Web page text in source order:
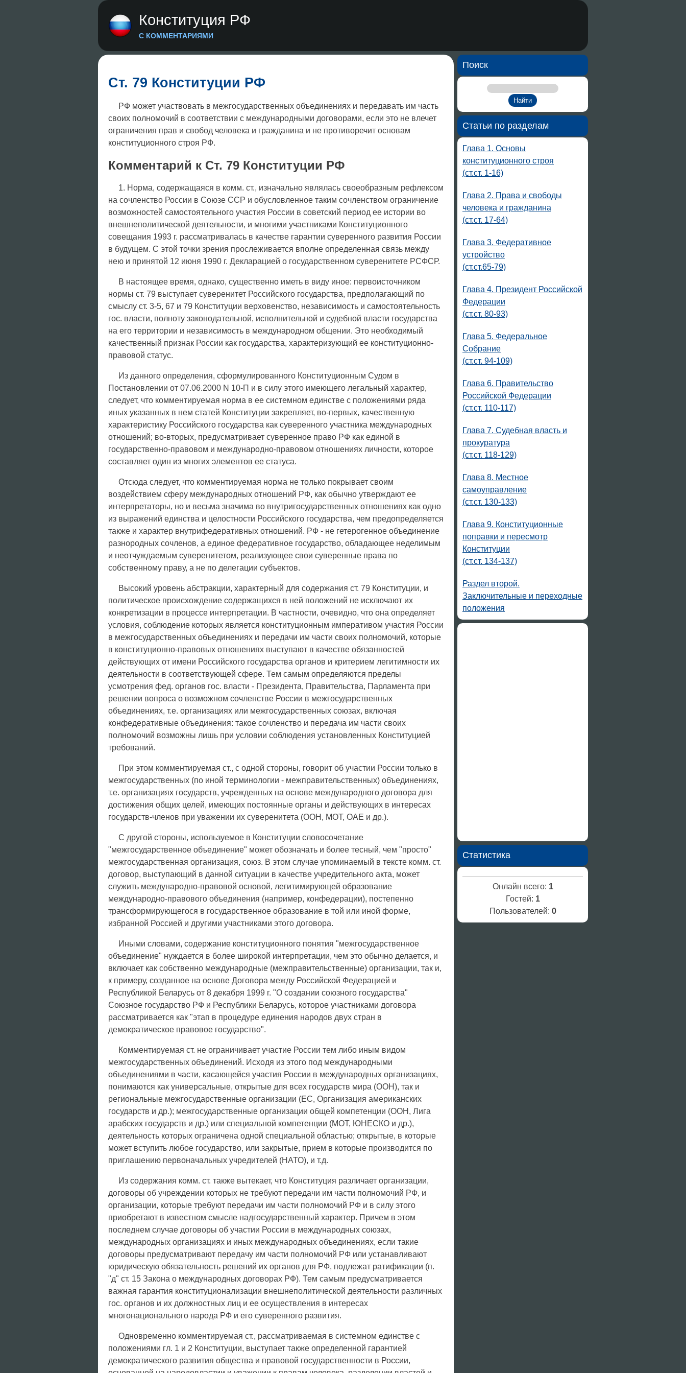
Конституция РФ
С КОММЕНТАРИЯМИ
Ст. 79 Конституции РФ
РФ может участвовать в межгосударственных объединениях и передавать им часть
своих полномочий в соответствии с международными договорами, если это не влечет
ограничения прав и свобод человека и гражданина и не противоречит основам
конституционного строя РФ.
Комментарий к Ст. 79 Конституции РФ
1. Норма, содержащаяся в комм. ст., изначально являлась своеобразным рефлексом
на сочленство России в Союзе ССР и обусловленное таким сочленством ограничение
возможностей самостоятельного участия России в советский период ее истории во
внешнеполитической деятельности, и многими участниками Конституционного
совещания 1993 г. рассматривалась в качестве гарантии суверенного развития России
в будущем. С этой точки зрения прослеживается вполне определенная связь между
нею и принятой 12 июня 1990 г. Декларацией о государственном суверенитете РСФСР.
В настоящее время, однако, существенно иметь в виду иное: первоисточником
нормы ст. 79 выступает суверенитет Российского государства, предполагающий по
смыслу ст. 3-5, 67 и 79 Конституции верховенство, независимость и самостоятельность
гос. власти, полноту законодательной, исполнительной и судебной власти государства
на его территории и независимость в международном общении. Это необходимый
качественный признак России как государства, характеризующий ее конституционно-
правовой статус.
Из данного определения, сформулированного Конституционным Судом в
Постановлении от 07.06.2000 N 10-П и в силу этого имеющего легальный характер,
следует, что комментируемая норма в ее системном единстве с положениями ряда
иных указанных в нем статей Конституции закрепляет, во-первых, качественную
характеристику Российского государства как суверенного участника международных
отношений; во-вторых, предусматривает суверенное право РФ как единой в
государственно-правовом и международно-правовом отношениях личности, которое
составляет один из многих элементов ее статуса.
Отсюда следует, что комментируемая норма не только покрывает своим
воздействием сферу международных отношений РФ, как обычно утверждают ее
интерпретаторы, но и весьма значима во внутригосударственных отношениях как одно
из выражений единства и целостности Российского государства, чем предопределяется
также и характер внутрифедеративных отношений. РФ - не гетерогенное объединение
разнородных сочленов, а единое федеративное государство, обладающее неделимым
и неотчуждаемым суверенитетом, реализующее свои суверенные права по
собственному праву, а не по делегации субъектов.
Высокий уровень абстракции, характерный для содержания ст. 79 Конституции, и
политическое происхождение содержащихся в ней положений не исключают их
конкретизации в процессе интерпретации. В частности, очевидно, что она определяет
условия, соблюдение которых является конституционным императивом участия России
в межгосударственных объединениях и передачи им части своих полномочий, которые
в конституционно-правовых отношениях выступают в качестве обязанностей
действующих от имени Российского государства органов и критерием легитимности их
деятельности в соответствующей сфере. Тем самым определяются пределы
усмотрения фед. органов гос. власти - Президента, Правительства, Парламента при
решении вопроса о возможном сочленстве России в межгосударственных
объединениях, т.е. организациях или межгосударственных союзах, включая
конфедеративные объединения: такое сочленство и передача им части своих
полномочий возможны лишь при условии соблюдения установленных Конституцией
требований.
При этом комментируемая ст., с одной стороны, говорит об участии России только в
межгосударственных (по иной терминологии - межправительственных) объединениях,
т.е. организациях государств, учрежденных на основе международного договора для
достижения общих целей, имеющих постоянные органы и действующих в интересах
государств-членов при уважении их суверенитета (ООН, МОТ, ОАЕ и др.).
С другой стороны, используемое в Конституции словосочетание
"межгосударственное объединение" может обозначать и более тесный, чем "просто"
межгосударственная организация, союз. В этом случае упоминаемый в тексте комм. ст.
договор, выступающий в данной ситуации в качестве учредительного акта, может
служить международно-правовой основой, легитимирующей образование
международно-правового объединения (например, конфедерации), постепенно
трансформирующегося в государственное образование в той или иной форме,
избранной Россией и другими участниками этого договора.
Иными словами, содержание конституционного понятия "межгосударственное
объединение" нуждается в более широкой интерпретации, чем это обычно делается, и
включает как собственно международные (межправительственные) организации, так и,
к примеру, созданное на основе Договора между Российской Федерацией и
Республикой Беларусь от 8 декабря 1999 г. "О создании союзного государства"
Союзное государство РФ и Республики Беларусь, которое участниками договора
рассматривается как "этап в процедуре единения народов двух стран в
демократическое правовое государство".
Комментируемая ст. не ограничивает участие России тем либо иным видом
межгосударственных объединений. Исходя из этого под международными
объединениями в части, касающейся участия России в международных организациях,
понимаются как универсальные, открытые для всех государств мира (ООН), так и
региональные межгосударственные организации (ЕС, Организация американских
государств и др.); межгосударственные организации общей компетенции (ООН, Лига
арабских государств и др.) или специальной компетенции (МОТ, ЮНЕСКО и др.),
деятельность которых ограничена одной специальной областью; открытые, в которые
может вступить любое государство, или закрытые, прием в которые производится по
приглашению первоначальных учредителей (НАТО), и т.д.
Из содержания комм. ст. также вытекает, что Конституция различает организации,
договоры об учреждении которых не требуют передачи им части полномочий РФ, и
организации, которые требуют передачи им части полномочий РФ и в силу этого
приобретают в известном смысле надгосударственный характер. Причем в этом
последнем случае договоры об участии России в международных союзах,
международных организациях и иных международных объединениях, если такие
договоры предусматривают передачу им части полномочий РФ или устанавливают
юридическую обязательность решений их органов для РФ, подлежат ратификации (п.
"д" ст. 15 Закона о международных договорах РФ). Тем самым предусматривается
важная гарантия конституционализации внешнеполитической деятельности различных
гос. органов и их должностных лиц и ее осуществления в интересах
многонационального народа РФ и его суверенного развития.
Одновременно комментируемая ст., рассматриваемая в системном единстве с
положениями гл. 1 и 2 Конституции, выступает также определенной гарантией
демократического развития общества и правовой государственности в России,
Поиск
Статьи по разделам
Глава 1. Основы
конституционного строя
(ст.ст. 1-16)
Глава 2. Права и свободы
человека и гражданина
(ст.ст. 17-64)
Глава 3. Федеративное
устройство
(ст.ст.65-79)
Глава 4. Президент Российской
Федерации
(ст.ст. 80-93)
Глава 5. Федеральное
Собрание
(ст.ст. 94-109)
Глава 6. Правительство
Российской Федерации
(ст.ст. 110-117)
Глава 7. Судебная власть и
прокуратура
(ст.ст. 118-129)
Глава 8. Местное
самоуправление
(ст.ст. 130-133)
Глава 9. Конституционные
поправки и пересмотр
Конституции
(ст.ст. 134-137)
Раздел второй.
Заключительные и переходные
положения
Статистика
Онлайн всего: 1
Гостей: 1
Пользователей: 0